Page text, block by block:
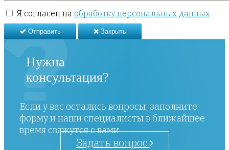
Я согласен на обработку персональных данных
Отправить Закрыть
Нужна
консультация?
Если у вас остались вопросы, заполните
форму и наши специалисты в ближайшее
время свяжутся с вами
Задать вопрос